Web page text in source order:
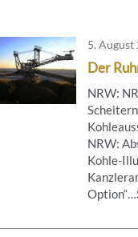
5. August
Der
NRW:
NRW:
Kohle-